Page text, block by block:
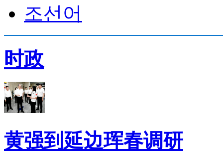
조선어
时政
黄强到延边珲春调研